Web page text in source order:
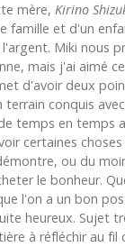
mère, Kirino
famille et d'un
Miki nous
mais j'ai aimé
d'avoir deux
terrain conquis
temps en temps
certaines choses
ou du
le bonheur.
l'on a un bon
heureux. Sujet
à réfléchir au fil